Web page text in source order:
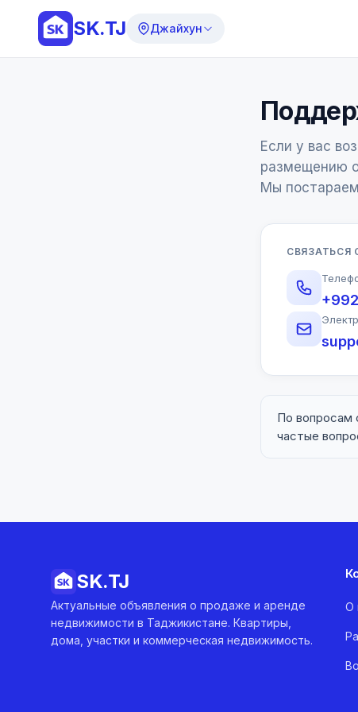
SK.TJ Джайхун
Если у вас
размещению
Мы
По вопросам
частые
SK.TJ
Актуальные объявления о продаже и аренде
недвижимости в Таджикистане. Квартиры,
дома, участки и коммерческая недвижимость.
О